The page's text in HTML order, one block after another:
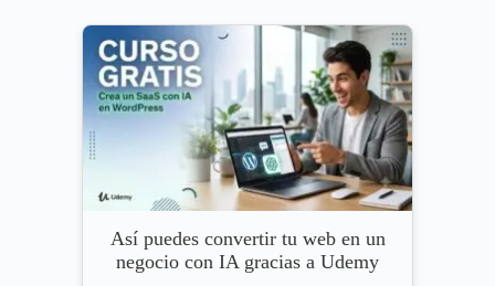
Así puedes convertir tu web en un
negocio con IA gracias a Udemy